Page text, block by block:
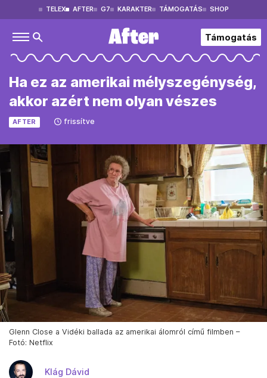
TELEX AFTER G7 KARAKTER TÁMOGATÁS SHOP
Támogatás
Ha ez az amerikai mélyszegénység,
akkor azért nem olyan vészes
AFTER frissítve
Glenn Close a Vidéki ballada az amerikai álomról című filmben –
Fotó: Netflix
Klág Dávid